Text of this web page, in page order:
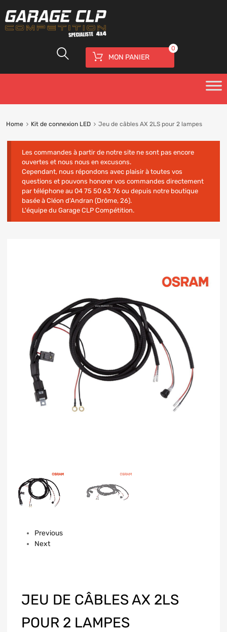
MON PANIER
0
Home Kit de connexion LED Jeu de câbles AX 2LS pour 2 lampes
Les commandes à partir de notre site ne sont pas encore
ouvertes et nous nous en excusons.
Cependant, nous répondons avec plaisir à toutes vos
questions et pouvons honorer vos commandes directement
par téléphone au 04 75 50 63 76 ou depuis notre boutique
basée à Cléon d'Andran (Drôme, 26).
L'équipe du Garage CLP Compétition.
Previous
Next
JEU DE CÂBLES AX 2LS
POUR 2 LAMPES